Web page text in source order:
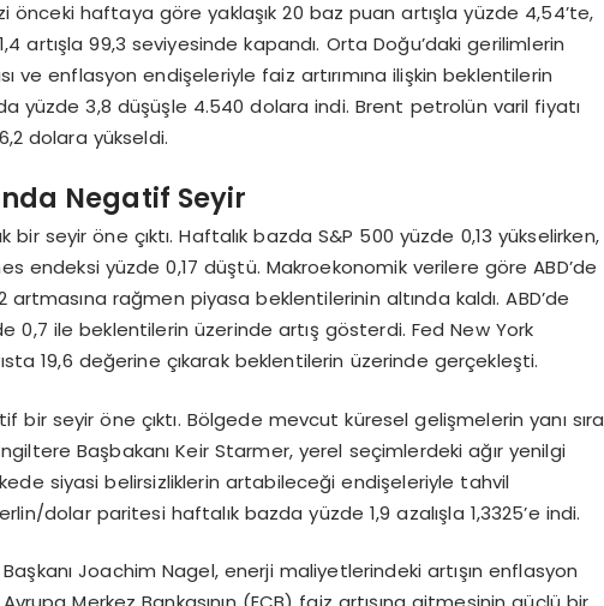
önceki haftaya göre yaklaşık 20 baz puan artışla yüzde 4,54’te,
artışla 99,3 seviyesinde kapandı. Orta Doğu’daki gerilimlerin
ve enflasyon endişeleriyle faiz artırımına ilişkin beklentilerin
yüzde 3,8 düşüşle 4.540 dolara indi. Brent petrolün varil fiyatı
dolara yükseldi.
Negatif Seyir
bir seyir öne çıktı. Haftalık bazda S&P 500 yüzde 0,13 yükselirken,
endeksi yüzde 0,17 düştü. Makroekonomik verilere göre ABD’de
rağmen piyasa beklentilerinin altında kaldı. ABD’de
0,7 ile beklentilerin üzerinde artış gösterdi. Fed New York
19,6 değerine çıkarak beklentilerin üzerinde gerçekleşti.
seyir öne çıktı. Bölgede mevcut küresel gelişmelerin yanı sıra
Başbakanı Keir Starmer, yerel seçimlerdeki ağır yenilgi
siyasi belirsizliklerin artabileceği endişeleriyle tahvil
dolar paritesi haftalık bazda yüzde 1,9 azalışla 1,3325’e indi.
Joachim Nagel, enerji maliyetlerindeki artışın enflasyon